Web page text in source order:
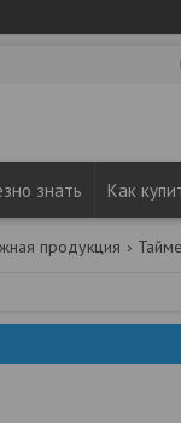
знать Как
продукция